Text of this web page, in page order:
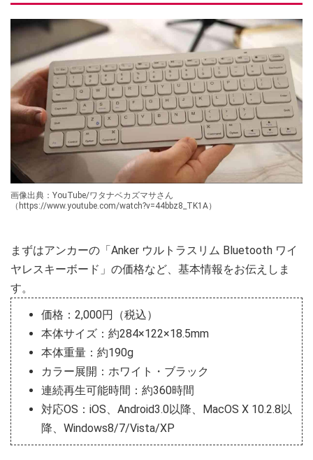
画像出典：YouTube/ワタナベカズマサさん
（https://www.youtube.com/watch?v=44bbz8_TK1A）
まずはアンカーの「Anker ウルトラスリム Bluetooth ワイ
ヤレスキーボード」の価格など、基本情報をお伝えしま
す。
価格：2,000円（税込）
本体サイズ：約284×122×18.5mm
本体重量：約190g
カラー展開：ホワイト・ブラック
連続再生可能時間：約360時間
対応OS：iOS、Android3.0以降、MacOS X 10.2.8以
降、Windows8/7/Vista/XP